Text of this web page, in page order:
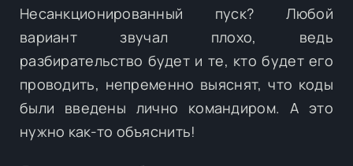
Несанкционированный пуск? Любой
вариант звучал плохо, ведь
разбирательство будет и те, кто будет его
проводить, непременно выяснят, что коды
были введены лично командиром. А это
нужно как-то объяснить!